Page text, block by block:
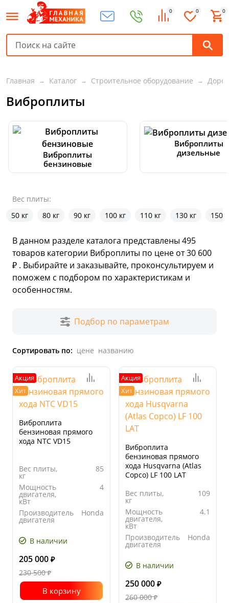
0 0 0
Главная Каталог Строительное оборудование
Виброплиты
Виброплиты
бензиновые
Виброплиты
дизельные
Вес плиты:
50 кг
80 кг 90 кг 100 кг 110 кг 130 кг 150
В данном разделе каталога представлены 495
товаров категории Виброплиты по цене от 30 600
₽ . Выбирайте и заказывайте, проконсультируем и
поможем с подбором по характеристикам и
особенностям.
Подбор по параметрам
Сортировать по: цене названию
Акция
Хит
Виброплита
бензиновая прямого
хода NTC VD15
Вес плиты,
кг
85
Мощность
двигателя,
кВт
4
Производитель
двигателя
Honda
основания
плиты, мм
В наличии
205 000 ₽
230 500₽
В корзину
Акция
Хит
Виброплита
бензиновая прямого
хода Husqvarna (Atlas
Copco) LF 100 LAT
Вес плиты,
кг
109
Мощность
двигателя,
кВт
4.1
Производитель
двигателя
Honda
основания
плиты, мм
В наличии
250 000 ₽
260 000₽